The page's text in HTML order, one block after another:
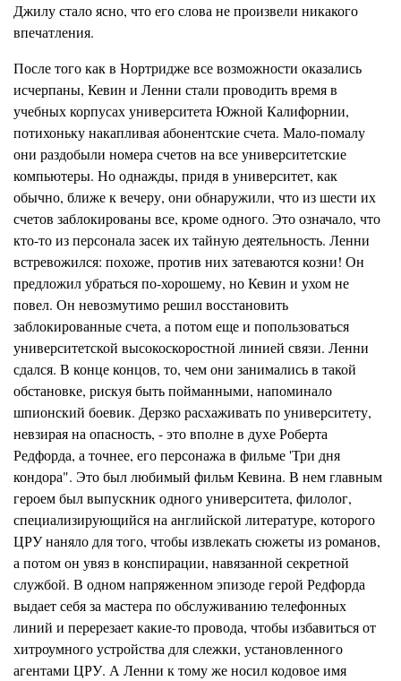
Джилу стало ясно, что его слова не произвели никакого
впечатления.
После того как в Нортриджевсе возможности оказались
исчерпаны, Кевин и Ленни стали проводить время в
учебных корпусах университета Южной Калифорнии,
потихоньку накапливая абонентские счета. Мало-помалу
они раздобыли номера счетов на все университетские
компьютеры. Но однажды, придя в университет, как
обычно, ближе к вечеру, они обнаружили, что из шести их
счетов заблокированы все, кроме одного. Это означало, что
кто-то из персонала засек их тайную деятельность. Ленни
встревожился: похоже, против них затеваются козни! Он
предложил убраться по-хорошему, но Кевин и ухом не
повел. Он невозмутимо решил восстановить
заблокированные счета, а потом еще и попользоваться
университетской высокоскоростной линией связи. Ленни
сдался. В конце концов, то, чем они занимались в такой
обстановке, рискуя быть пойманными, напоминало
шпионский боевик. Дерзко расхаживать по университету,
невзирая на опасность, - это вполне в духе Роберта
Редфорда, а точнее, его персонажа в фильме'Три дня
кондора". Это был любимый фильм Кевина. В нем главным
героем был выпускник одного университета, филолог,
специализирующийся на английской литературе, которого
ЦРУ наняло для того, чтобы извлекать сюжеты из романов,
а потом он увяз в конспирации, навязанной секретной
службой. В одном напряженном эпизоде герой Редфорда
выдает себя за мастера по обслуживанию телефонных
линий и перерезает какие-то провода, чтобы избавиться от
хитроумного устройства для слежки, установленного
агентами ЦРУ. А Ленни к тому же носил кодовое имя